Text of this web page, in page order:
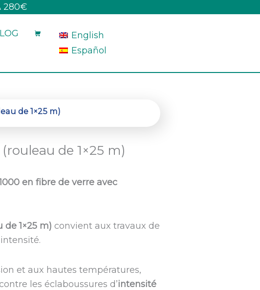
280€
English
Español
de 1×25 m)
de 1×25 m)
en fibre de verre avec
1×25 m) convient aux travaux de
et aux hautes températures,
les éclaboussures d’intensité